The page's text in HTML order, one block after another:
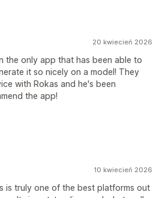
20 kwiecień 2026
the only app that has been able to
it so nicely on a model! They
with Rokas and he's been
the app!
10 kwiecień 2026
is truly one of the best platforms out